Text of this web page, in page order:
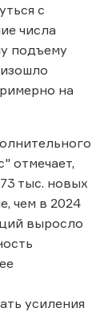
с
числа
подъему
на
отмечает,
тыс. новых
чем в 2024
выросло
усиления